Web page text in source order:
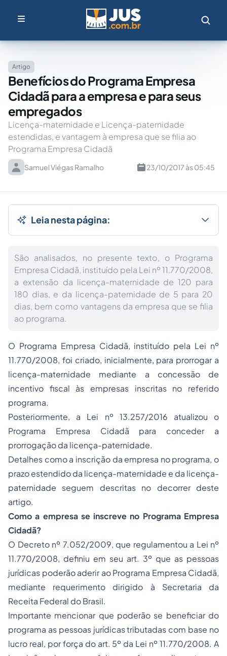
Artigo
Benefícios do Programa Empresa
Cidadã para a empresa e para seus
empregados
Licença-maternidade e Licença-paternidade
estendidas, e vantagem à empresa que se filia ao
Programa Empresa Cidadã
Samuel Viégas Ramalho 23/10/2017 às 05:45
Leia nesta página:
São analisados, no presente texto, o Programa
Empresa Cidadã, instituído pela Lei nº 11.770/2008,
a extensão da licença-maternidade de 120 para
180 dias, e da licença-paternidade de 5 para 20
dias, bem como vantagens da empresa que se filia
ao programa.
O Programa Empresa Cidadã, instituído pela Lei nº
11.770/2008, foi criado, inicialmente, para prorrogar a
licença-maternidade mediante a concessão de
incentivo fiscal às empresas inscritas no referido
programa.
Posteriormente, a Lei nº 13.257/2016 atualizou o
Programa Empresa Cidadã para conceder a
prorrogação da licença-paternidade.
Detalhes como a inscrição da empresa no programa, o
prazo estendido da licença-maternidade e da licença-
paternidade seguem descritas no decorrer deste
artigo.
Como a empresa se inscreve no Programa Empresa
Cidadã?
O Decreto nº 7.052/2009, que regulamentou a Lei nº
11.770/2008, definiu em seu art. 3º que as pessoas
jurídicas poderão aderir ao Programa Empresa Cidadã,
mediante requerimento dirigido à Secretaria da
Receita Federal do Brasil.
Importante mencionar que poderão se beneficiar do
programa as pessoas jurídicas tributadas com base no
lucro real, por força do art. 5º da Lei nº 11.770/2008. A